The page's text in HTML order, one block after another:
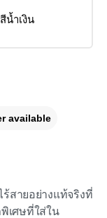
ร้สายอย่างแท้จริงที่
เศษที่ใส่ใน
สีน้ำเงิน
available